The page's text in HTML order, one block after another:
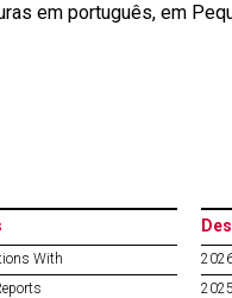
em português, em
With
2025